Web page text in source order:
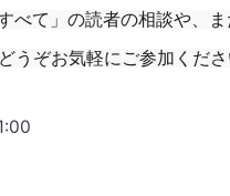
べて」の読者の相談や、
うぞお気軽にご参加くださ